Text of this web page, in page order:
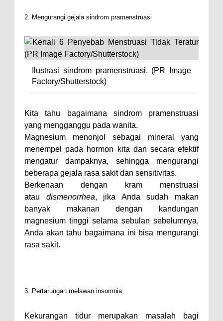
2. Mengurangi gejala sindrom pramenstruasi
Ilustrasi sindrom pramenstruasi. (PR Image
Factory/Shutterstock)
Kita tahu bagaimana sindrom pramenstruasi
yang mengganggu pada wanita.
Magnesium menonjol sebagai mineral yang
menempel pada hormon kita dan secara efektif
mengatur dampaknya, sehingga mengurangi
beberapa gejala rasa sakit dan sensitivitas.
Berkenaan dengan kram menstruasi
atau dismenorrhea, jika Anda sudah makan
banyak makanan dengan kandungan
magnesium tinggi selama sebulan sebelumnya,
Anda akan tahu bagaimana ini bisa mengurangi
rasa sakit.
3. Pertarungan melawan insomnia
Kekurangan tidur merupakan masalah bagi